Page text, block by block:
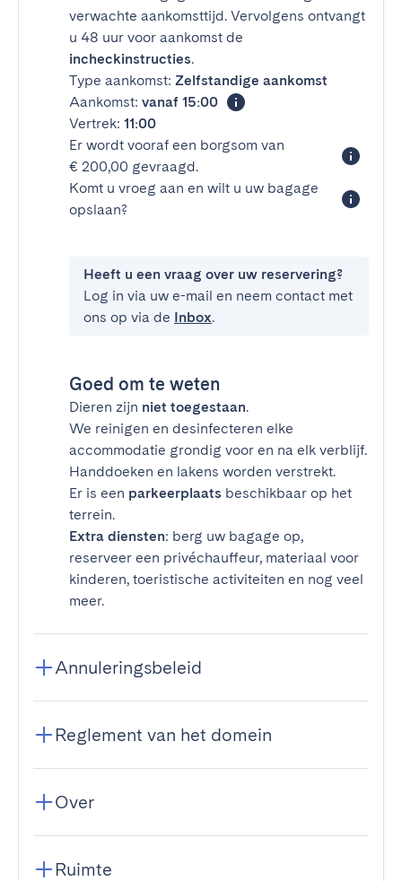
verwachte aankomsttijd. Vervolgens ontvangt
u 48 uur voor aankomst de
incheckinstructies.
Type aankomst: Zelfstandige aankomst
Aankomst: vanaf 15:00
Vertrek: 11:00
Er wordt vooraf een borgsom van
€ 200,00 gevraagd.
Komt u vroeg aan en wilt u uw bagage
opslaan?
Heeft u een vraag over uw reservering?
Log in via uw e-mail en neem contact met
ons op via de Inbox.
Goed om te weten
Dieren zijn niet toegestaan.
We reinigen en desinfecteren elke
accommodatie grondig voor en na elk verblijf.
Handdoeken en lakens worden verstrekt.
Er is een parkeerplaats beschikbaar op het
terrein.
Extra diensten: berg uw bagage op,
reserveer een privéchauffeur, materiaal voor
kinderen, toeristische activiteiten en nog veel
meer.
Annuleringsbeleid
Reglement van het domein
Over
Ruimte